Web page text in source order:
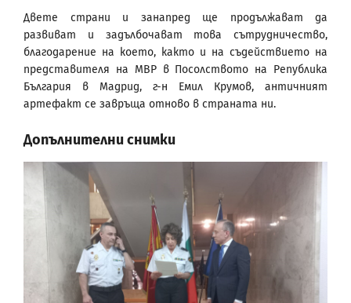
Двете страни и занапред ще продължават да
развиват и задълбочават това сътрудничество,
благодарение на което, както и на съдействието на
представителя на МВР в Посолството на Република
България в Мадрид, г-н Емил Крумов, античният
артефакт се завръща отново в страната ни.
Допълнителни снимки